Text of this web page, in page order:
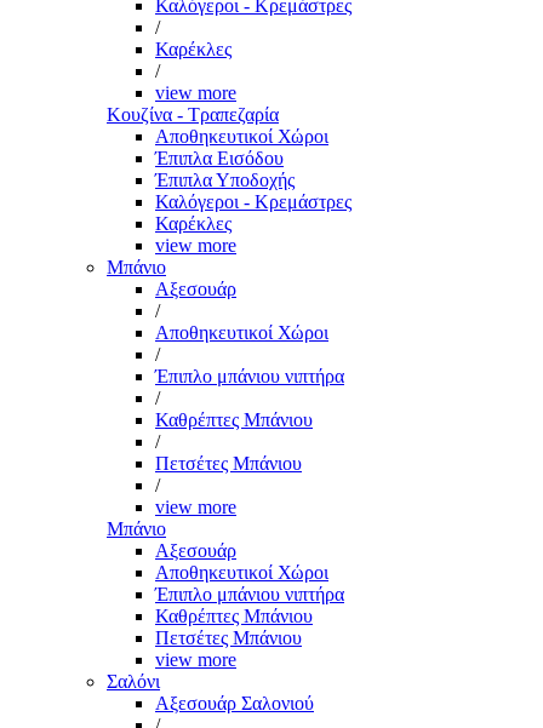
Καλόγεροι - Κρεμάστρες
/
Καρέκλες
/
view more
Κουζίνα - Τραπεζαρία
Αποθηκευτικοί Χώροι
Έπιπλα Εισόδου
Έπιπλα Υποδοχής
Καλόγεροι - Κρεμάστρες
Καρέκλες
view more
Μπάνιο
Αξεσουάρ
/
Αποθηκευτικοί Χώροι
/
Έπιπλο μπάνιου νιπτήρα
/
Καθρέπτες Μπάνιου
/
Πετσέτες Μπάνιου
/
view more
Μπάνιο
Αξεσουάρ
Αποθηκευτικοί Χώροι
Έπιπλο μπάνιου νιπτήρα
Καθρέπτες Μπάνιου
Πετσέτες Μπάνιου
view more
Σαλόνι
Αξεσουάρ Σαλονιού